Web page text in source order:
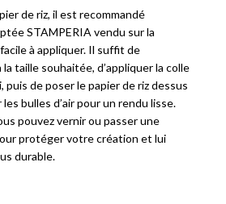
de riz, il est recommandé
STAMPERIA vendu sur la
à appliquer. Il suffit de
taille souhaitée, d’appliquer la colle
puis de poser le papier de riz dessus
bulles d’air pour un rendu lisse.
pouvez vernir ou passer une
protéger votre création et lui
durable.